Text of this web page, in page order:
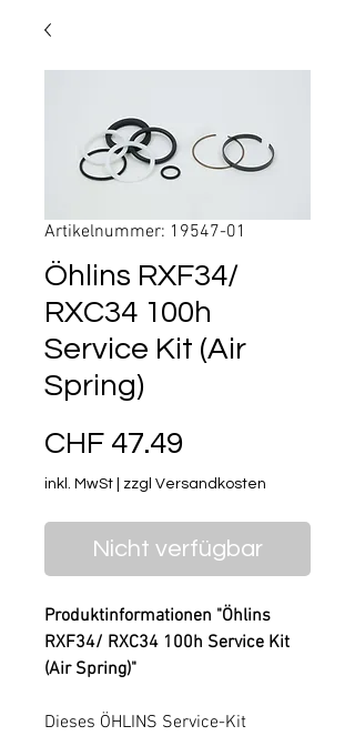
Artikelnummer: 19547-01
Öhlins RXF34/
RXC34 100h
Service Kit (Air
Spring)
CHF 47.49
inkl. MwSt zzgl Versandkosten
Nicht verfügbar
Produktinformationen "Öhlins
RXF34/ RXC34 100h Service Kit
(Air Spring)"
Dieses ÖHLINS Service-Kit